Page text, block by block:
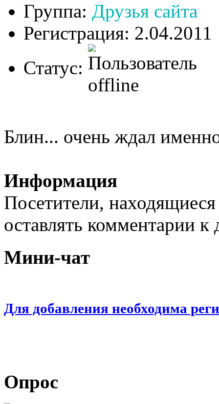
Группа: Друзья сайта
Регистрация: 2.04.2011
Статус:
Блин... очень ждал
Информация
Посетители,
оставлять комментарии
Мини-чат
Для добавления необходима
Опрос